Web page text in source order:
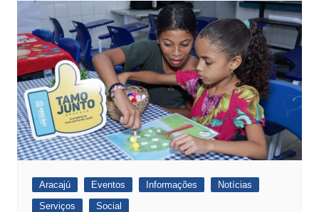
p o
k
Aracajú Eventos Informações
Notícias
Serviços
Social